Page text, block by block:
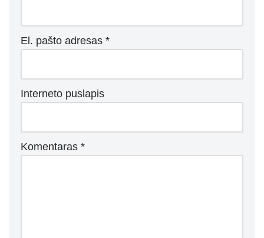
El. pašto adresas *
Interneto puslapis
Komentaras *